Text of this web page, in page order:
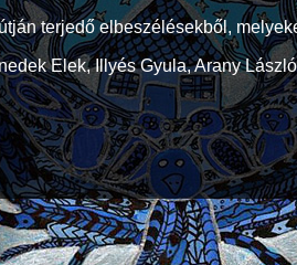
terjedő elbeszélésekből,
Elek, Illyés Gyula, Arany